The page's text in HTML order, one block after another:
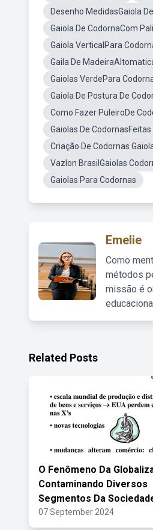
Desenho MedidasGaiola
Gaiola De CodornaCom
Gaiola VerticalPara
Gaila De
Gaiolas VerdePara
Gaiola De Postura De
Como Fazer PuleiroDe
Gaiolas De CodornasFeitas
Criação De Codornas
Vazlon BrasilGaiolas
Gaiolas Para Codornas
Emelie
Como
métodos
missão é
Related Posts
O Fenômeno Da
Contaminando Diversos
Segmentos Da
07 September 2024